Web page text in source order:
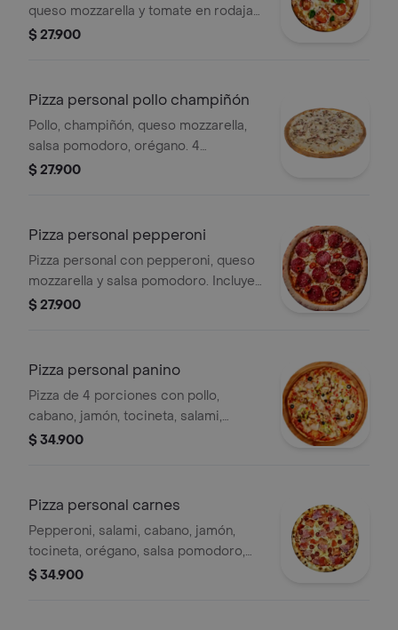
queso mozzarella y tomate en rodajas,
4 porciones.
$ 27.900
Pizza personal pollo champiñón
Pollo, champiñón, queso mozzarella,
salsa pomodoro, orégano. 4
porciones.
$ 27.900
Pizza personal pepperoni
Pizza personal con pepperoni, queso
mozzarella y salsa pomodoro. Incluye
4 porciones.
$ 27.900
Pizza personal panino
Pizza de 4 porciones con pollo,
cabano, jamón, tocineta, salami,
pepperoni, champiñón, aceituna,
orégano.
$ 34.900
Pizza personal carnes
Pepperoni, salami, cabano, jamón,
tocineta, orégano, salsa pomodoro,
queso mozzarella, 4 porciones.
$ 34.900